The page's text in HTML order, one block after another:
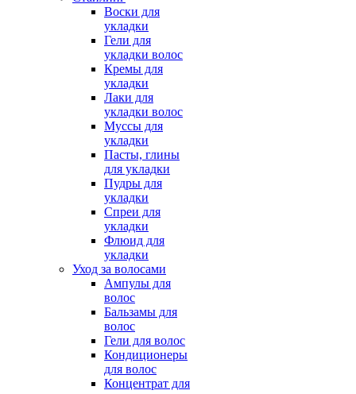
Воски для
укладки
Гели для
укладки волос
Кремы для
укладки
Лаки для
укладки волос
Муссы для
укладки
Пасты, глины
для укладки
Пудры для
укладки
Спреи для
укладки
Флюид для
укладки
Уход за волосами
Ампулы для
волос
Бальзамы для
волос
Гели для волос
Кондиционеры
для волос
Концентрат для